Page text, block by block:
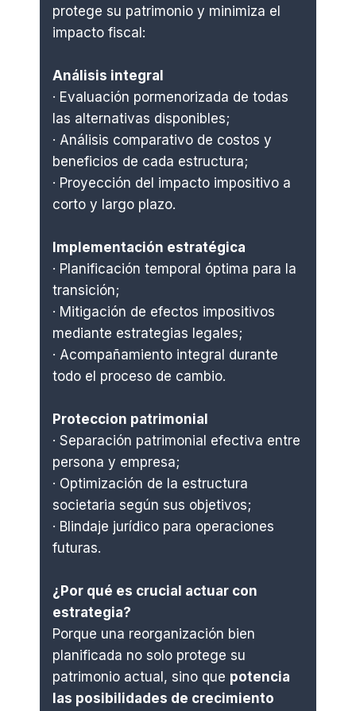
protege su patrimonio y minimiza el
impacto fiscal:
Análisis integral
· Evaluación pormenorizada de todas
las alternativas disponibles;
· Análisis comparativo de costos y
beneficios de cada estructura;
· Proyección del impacto impositivo a
corto y largo plazo.
Implementación estratégica
· Planificación temporal óptima para la
transición;
· Mitigación de efectos impositivos
mediante estrategias legales;
· Acompañamiento integral durante
todo el proceso de cambio.
Proteccion patrimonial
· Separación patrimonial efectiva entre
persona y empresa;
· Optimización de la estructura
societaria según sus objetivos;
· Blindaje jurídico para operaciones
futuras.
¿Por qué es crucial actuar con
estrategia?
Porque una reorganización bien
planificada no solo protege su
patrimonio actual, sino que potencia
las posibilidades de crecimiento